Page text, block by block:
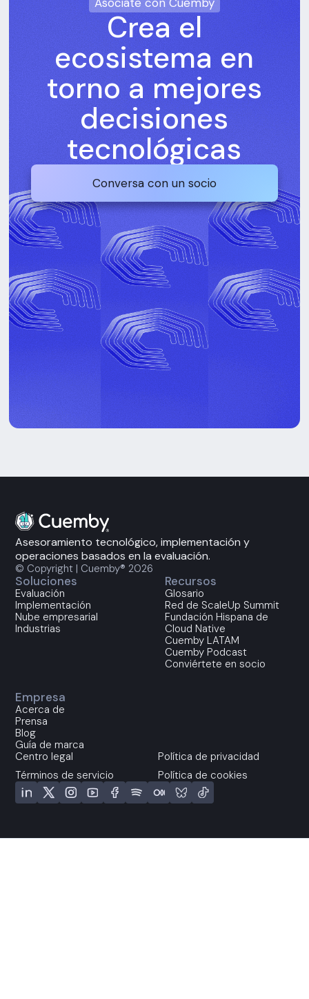
Crea el
ecosistema en
torno a mejores
decisiones
tecnológicas
Conversa con un socio
Asesoramiento tecnológico, implementación y
operaciones basados en la evaluación.
© Copyright | Cuemby® 2026
Soluciones
Evaluación
Implementación
Nube empresarial
Industrias
Recursos
Glosario
Red de ScaleUp Summit
Fundación Hispana de
Cloud Native
Cuemby LATAM
Cuemby Podcast
Conviértete en socio
Empresa
Acerca de
Prensa
Blog
Guía de marca
Centro legal
Política de privacidad
Términos de servicio
Política de cookies